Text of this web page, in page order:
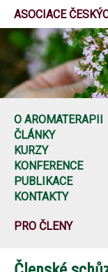
ASOCIACE
O AROMATERAPII
ČLÁNKY
KURZY
KONFERENCE
PUBLIKACE
KONTAKTY
PRO ČLENY